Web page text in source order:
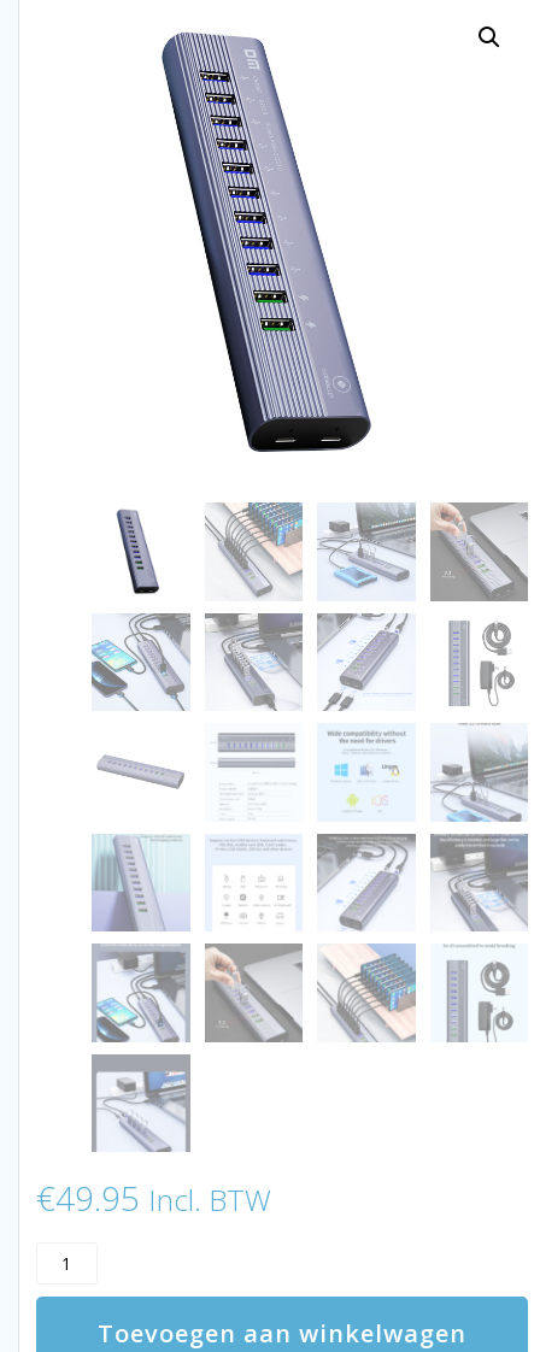
€49.95 Incl. BTW
LUXWALLET
Nexus
Toevoegen aan winkelwagen